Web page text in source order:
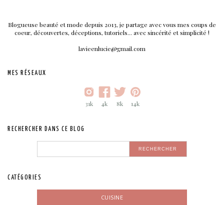
Blogueuse beauté et mode depuis 2013, je partage avec vous mes coups de
coeur, découvertes, déceptions, tutoriels... avec sincérité et simplicité !
lavieenlucie@gmail.com
MES RÉSEAUX
31k 4k 8k 14k
RECHERCHER DANS CE BLOG
CATÉGORIES
CUISINE